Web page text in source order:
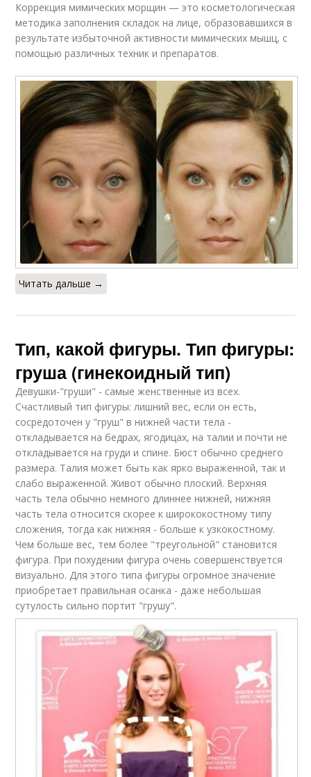
Коррекция мимических морщин — это косметологическая
методика заполнения складок на лице, образовавшихся в
результате избыточной активности мимических мышц, с
помощью различных техник и препаратов.
Читать дальше →
Тип, какой фигуры. Тип фигуры:
груша (гинекоидный тип)
Девушки-"груши" - самые женственные из всех.
Счастливый тип фигуры: лишний вес, если он есть,
сосредоточен у "груш" в нижней части тела -
откладывается на бедрах, ягодицах, на талии и почти не
откладывается на груди и спине. Бюст обычно среднего
размера. Талия может быть как ярко выраженной, так и
слабо выраженной. Живот обычно плоский. Верхняя
часть тела обычно немного длиннее нижней, нижняя
часть тела относится скорее к ширококостному типу
сложения, тогда как нижняя - больше к узкокостному.
Чем больше вес, тем более "треугольной" становится
фигура. При похудении фигура очень совершенствуется
визуально. Для этого типа фигуры огромное значение
приобретает правильная осанка - даже небольшая
сутулость сильно портит "грушу".